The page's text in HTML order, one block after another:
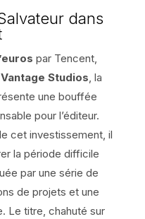
dans
par Tencent,
Studios , la
une bouffée
pour l’éditeur.
cet investissement, il
la période difficile
par une série de
de projets et une
Le titre, chahuté sur